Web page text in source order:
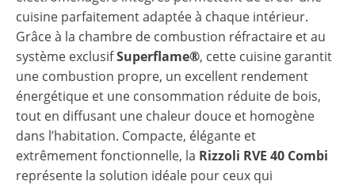
cuisine parfaitement adaptée à chaque intérieur.
Grâce à la chambre de combustion réfractaire et au
système exclusifSuperflame®, cette cuisine garantit
une combustion propre, un excellent rendement
énergétique et une consommation réduite de bois,
tout en diffusant une chaleur douce et homogène
dans l’habitation. Compacte, élégante et
extrêmement fonctionnelle, la Rizzoli RVE 40 Combi
représente la solution idéale pour ceux qui